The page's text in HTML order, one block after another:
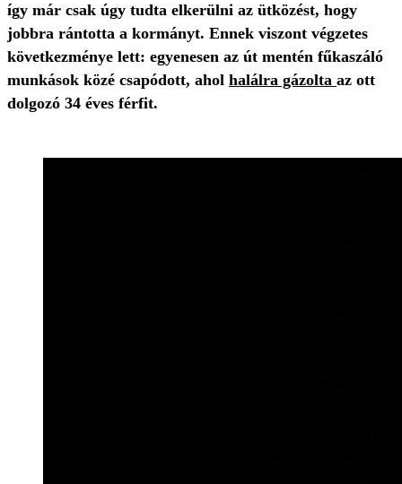
így már csak úgy tudta elkerülni az ütközést, hogy
jobbra rántotta a kormányt. Ennek viszont végzetes
következménye lett: egyenesen az út mentén fűkaszáló
munkások közé csapódott, ahol halálra gázolta az ott
dolgozó 34 éves férfit.